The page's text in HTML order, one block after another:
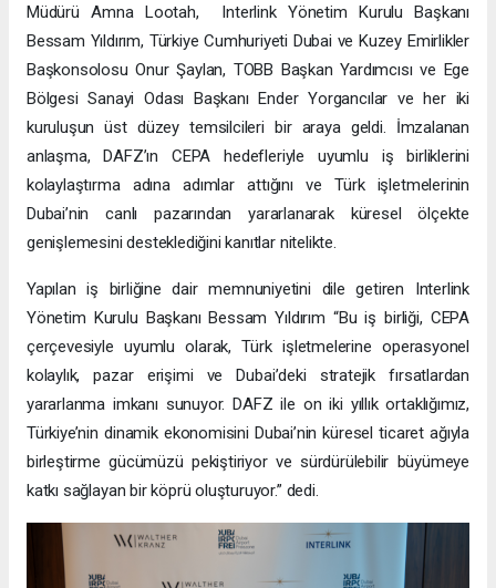
Müdürü Amna Lootah, Interlink Yönetim Kurulu Başkanı
Bessam Yıldırım, Türkiye Cumhuriyeti Dubai ve Kuzey Emirlikler
Başkonsolosu Onur Şaylan, TOBB Başkan Yardımcısı ve Ege
Bölgesi Sanayi Odası Başkanı Ender Yorgancılar ve her iki
kuruluşun üst düzey temsilcileri bir araya geldi. İmzalanan
anlaşma, DAFZ’ın CEPA hedefleriyle uyumlu iş birliklerini
kolaylaştırma adına adımlar attığını ve Türk işletmelerinin
Dubai’nin canlı pazarından yararlanarak küresel ölçekte
genişlemesini desteklediğini kanıtlar nitelikte.
Yapılan iş birliğine dair memnuniyetini dile getiren Interlink
Yönetim Kurulu Başkanı Bessam Yıldırım “Bu iş birliği, CEPA
çerçevesiyle uyumlu olarak, Türk işletmelerine operasyonel
kolaylık, pazar erişimi ve Dubai’deki stratejik fırsatlardan
yararlanma imkanı sunuyor. DAFZ ile on iki yıllık ortaklığımız,
Türkiye’nin dinamik ekonomisini Dubai’nin küresel ticaret ağıyla
birleştirme gücümüzü pekiştiriyor ve sürdürülebilir büyümeye
katkı sağlayan bir köprü oluşturuyor.” dedi.